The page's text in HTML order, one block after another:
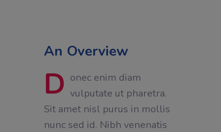
An Overview
D onec enim diam
vulputate ut pharetra.
Sit amet nisl purus in mollis
nunc sed id. Nibh venenatis